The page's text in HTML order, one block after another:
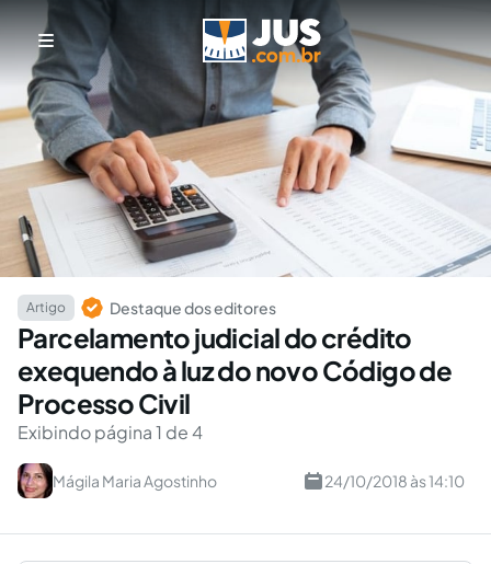
Artigo Destaque dos editores
Parcelamento judicial do crédito
exequendo à luz do novo Código de
Processo Civil
Exibindo página 1 de 4
Mágila Maria Agostinho 24/10/2018 às 14:10